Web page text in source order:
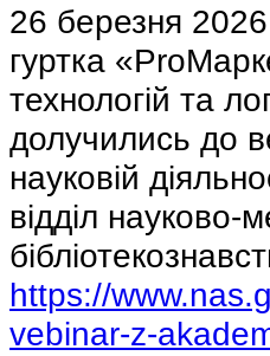
26 березня 2026
гуртка
технологій та
долучились до
науковій
відділ науково-
https://
vebinar-z-